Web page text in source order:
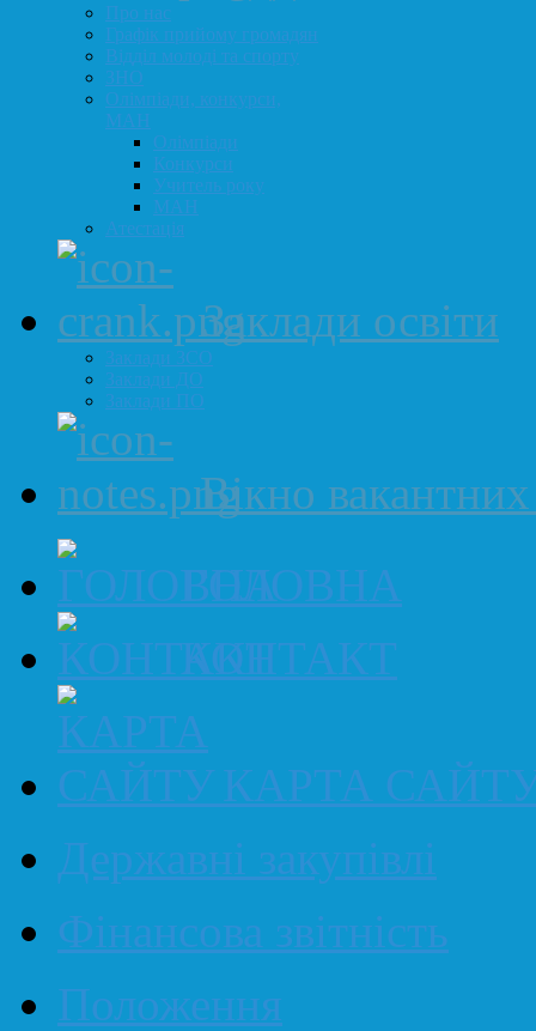
Про нас
Графік прийому громадян
Відділ молоді та спорту
ЗНО
Олімпіади, конкурси,
МАН
Олімпіади
Конкурси
Учитель року
МАН
Атестація
Заклади освіти
Заклади ЗСО
Заклади ДО
Заклади ПО
Вікно
ГОЛОВНА
КОНТАКТ
КАРТА
Державні закупівлі
Фінансова звітність
Положення